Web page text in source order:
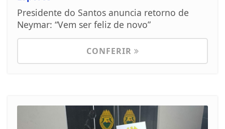
Presidente do Santos anuncia retorno de
Neymar: “Vem ser feliz de novo”
CONFERIR